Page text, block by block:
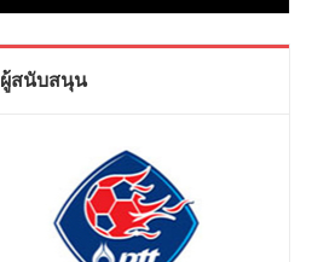
ผู้สนับสนุน